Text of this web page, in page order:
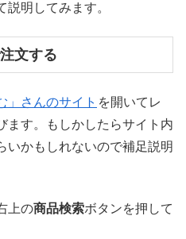
説明してみます。
文する
」さんのサイト を開いてレ
ます。もしかしたらサイト内
いかもしれないので補足説明
上の商品検索ボタンを押して